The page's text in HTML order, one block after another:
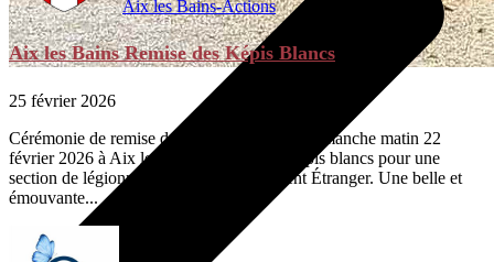
Aix les Bains-Actions
Aix les Bains Remise des Képis Blancs
25 février 2026
Cérémonie de remise des Képis Blancs Ce dimanche matin 22
février 2026 à Aix les Bains, remise des képis blancs pour une
section de légionnaires du 4 ème Régiment Étranger. Une belle et
émouvante...